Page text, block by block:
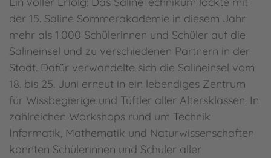
der 15. Saline Sommerakademie in diesem Jahr
mehr als 1.000 Schülerinnen und Schüler auf die
Salineinsel und zu verschiedenen Partnern in der
Stadt. Dafür verwandelte sich die Salineinsel vom
18. bis 25. Juni erneut in ein lebendiges Zentrum
für Wissbegierige und Tüftler aller Altersklassen. In
zahlreichen Workshops rund um Technik
Informatik, Mathematik und Naturwissenschaften
konnten Schülerinnen und Schüler aller